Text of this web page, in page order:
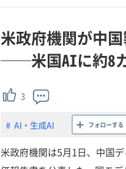
米政府機関が中
──米国AIに約8
3
AI・生成AI フォローする
米政府機関は5月1日、中国